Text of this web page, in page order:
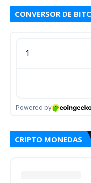
CONVERSOR DE
CRIPTO MONEDAS